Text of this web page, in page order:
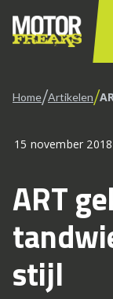
Home/Artikelen/
15 november 2018
ART
stijl